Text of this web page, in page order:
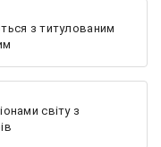
з титулованим
світу з